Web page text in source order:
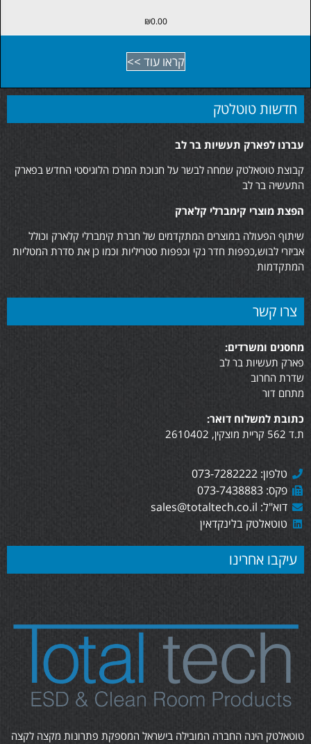
קראו עוד >>
חדשות טוטלטק
עברנו לפארק תעשיות בר לב
קבוצת טוטאלטק שמחה לבשר על חנוכת המרכז הלוגיסטי החדש בפארק
התעשיה בר לב
הפצת מוצרי קימברלי קלארק
שיתוף הפעולה במוצרים המתקדמים של חברת קימברלי קלארק וכולל
אביזרי לבוש,כפפות חדר נקי וכפפות סטריליות וכמו כן את סדרת המטליות
המתקדמות
צרו קשר
מחסנים ומשרדים:
פארק תעשיות בר לב
שדרת החרוב
מתחם דור
כתובת למשלוח דואר:
ת.ד 562 קריית מוצקין, 2610402
טלפון: 073-7282222
פקס: 073-7438883
דוא"ל: sales@totaltech.co.il
טוטאלטק בלינקדאין
עיקבו אחרינו
טוטאלטק הינה החברה המובילה בישראל המספקת פתרונות מקצה לקצה